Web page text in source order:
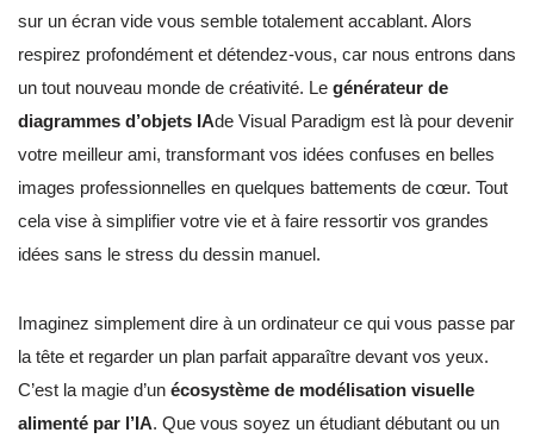
sur un écran vide vous semble totalement accablant. Alors
respirez profondément et détendez-vous, car nous entrons dans
un tout nouveau monde de créativité. Le générateur de
diagrammes d’objets IAde Visual Paradigm est là pour devenir
votre meilleur ami, transformant vos idées confuses en belles
images professionnelles en quelques battements de cœur. Tout
cela vise à simplifier votre vie et à faire ressortir vos grandes
idées sans le stress du dessin manuel.
Imaginez simplement dire à un ordinateur ce qui vous passe par
la tête et regarder un plan parfait apparaître devant vos yeux.
C’est la magie d’un écosystème de modélisation visuelle
alimenté par l’IA. Que vous soyez un étudiant débutant ou un